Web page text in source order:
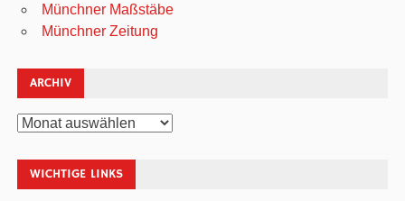
Münchner Maßstäbe
Münchner Zeitung
ARCHIV
Archiv
WICHTIGE LINKS